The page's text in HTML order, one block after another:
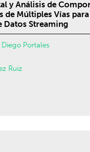
y Análisis de
de Múltiples Vías para
Datos Streaming
Portales
Ruiz